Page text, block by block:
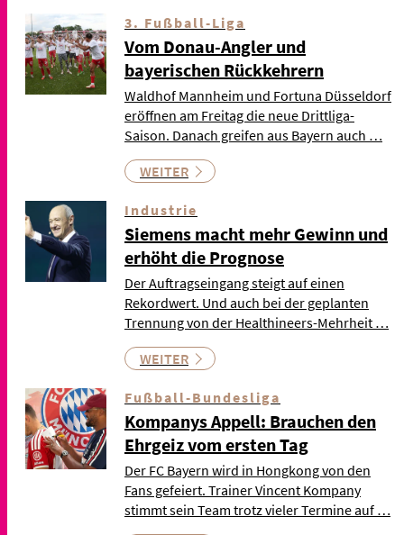
3. Fußball-Liga
Vom Donau-Angler und
bayerischen Rückkehrern
Waldhof Mannheim und Fortuna Düsseldorf
eröffnen am Freitag die neue Drittliga-
Saison. Danach greifen aus Bayern auch …
WEITER
Industrie
Siemens macht mehr Gewinn und
erhöht die Prognose
Der Auftragseingang steigt auf einen
Rekordwert. Und auch bei der geplanten
Trennung von der Healthineers-Mehrheit …
WEITER
Fußball-Bundesliga
Kompanys Appell: Brauchen den
Ehrgeiz vom ersten Tag
Der FC Bayern wird in Hongkong von den
Fans gefeiert. Trainer Vincent Kompany
stimmt sein Team trotz vieler Termine auf …